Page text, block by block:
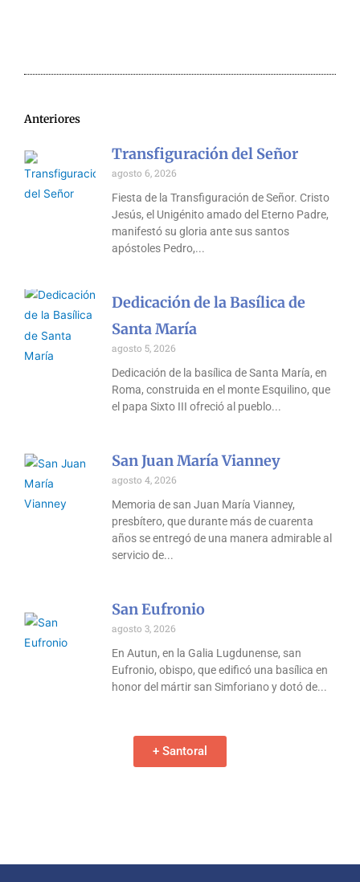
Anteriores
Transfiguración del Señor
agosto 6, 2026
Fiesta de la Transfiguración de Señor. Cristo
Jesús, el Unigénito amado del Eterno Padre,
manifestó su gloria ante sus santos
apóstoles Pedro,
Dedicación de la Basílica de
Santa María
agosto 5, 2026
Dedicación de la basílica de Santa María, en
Roma, construida en el monte Esquilino, que
el papa Sixto III ofreció al pueblo
San Juan María Vianney
agosto 4, 2026
Memoria de san Juan María Vianney,
presbítero, que durante más de cuarenta
años se entregó de una manera admirable al
servicio de
San Eufronio
agosto 3, 2026
En Autun, en la Galia Lugdunense, san
Eufronio, obispo, que edificó una basílica en
honor del mártir san Simforiano y dotó de
+ Santoral